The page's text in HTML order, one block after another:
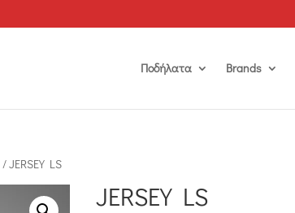
Ποδήλατα Brands
/ JERSEY LS
JERSEY LS